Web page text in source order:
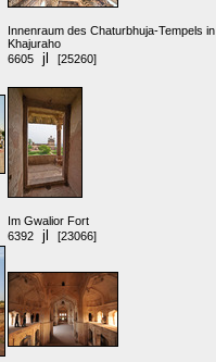
Innenraum des Chaturbhuja-Tempels in
Khajuraho
6605
jl [25260]
Im Gwalior Fort
6392
jl [23066]